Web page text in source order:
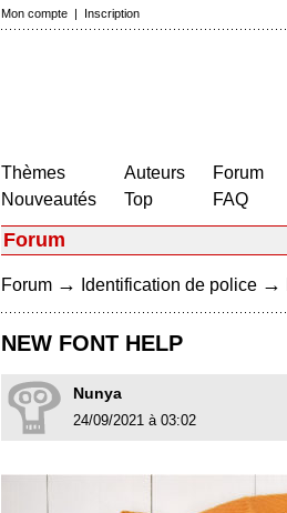
Mon compte | Inscription
Thèmes
Nouveautés
Auteurs
Top
Forum
FAQ
Forum
Forum → Identification de police →
NEW FONT HELP
Nunya
24/09/2021 à 03:02